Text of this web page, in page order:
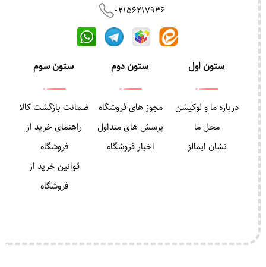
02156217936
ستون اول
نشان ایمالز
درباره ما و لوکیشن
محل ما
ستون دوم
اخبار فروشگاه
پرسش های متداول
مجوز های فروشگاه
ستون سوم
قوانین خرید از
فروشگاه
راهنمای خرید از
فروشگاه
ضمانت بازگشت کالا